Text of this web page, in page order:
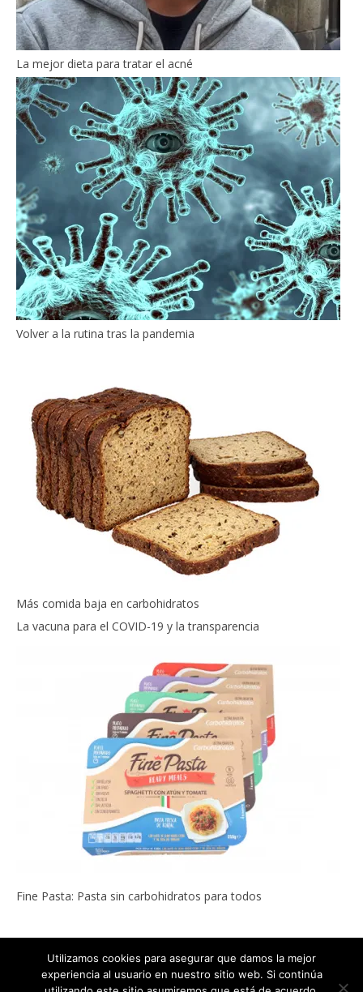
La mejor dieta para tratar el acné
Volver a la rutina tras la pandemia
Más comida baja en carbohidratos
La vacuna para el COVID-19 y la transparencia
Fine Pasta: Pasta sin carbohidratos para todos
Copyright © 2022 ADELGAZAR SIN MILAGROS por Carlos Abehsera
Utilizamos cookies para asegurar que damos la mejor
experiencia al usuario en nuestro sitio web. Si continúa